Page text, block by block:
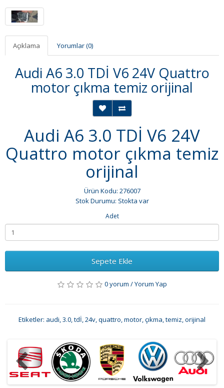
Açıklama Yorumlar (0)
Audi A6 3.0 TDİ V6 24V Quattro
motor çıkma temiz orijinal
Audi A6 3.0 TDİ V6 24V
Quattro motor çıkma temiz
orijinal
Ürün Kodu: 276007
Stok Durumu: Stokta var
Adet
Sepete Ekle
0 yorum /Yorum Yap
Etiketler: audi,3.0,tdİ,24v,quattro,motor,çıkma,temiz,orijinal